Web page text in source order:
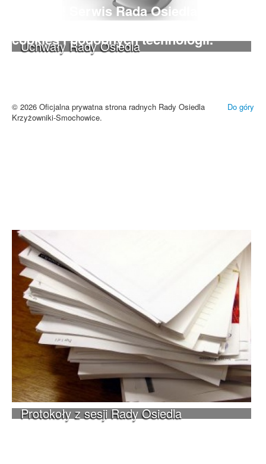
Uchwały Rady Osiedla
Protokoły z sesji Rady Osiedla
UWAGA! Serwis Rada Osiedla
Krzyżowniki-Smochowice używa
cookies i podobnych technologii.
Brak zmiany ustawień przeglądarki oznacza zgodę na używanie
Do góry
© 2026 Oficjalna prywatna strona radnych Rady Osiedla
Krzyżowniki-Smochowice.